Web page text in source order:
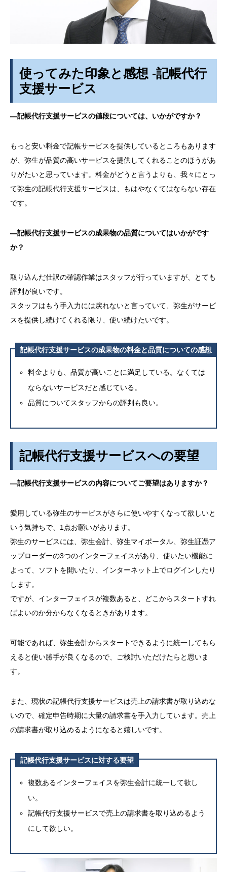
使ってみた印象と感想 -記帳代行
支援サービス
―記帳代行支援サービスの値段については、いかがですか？
もっと安い料金で記帳サービスを提供しているところもあります
が、弥生が品質の高いサービスを提供してくれることのほうがあ
りがたいと思っています。料金がどうと言うよりも、我々にとっ
て弥生の記帳代行支援サービスは、もはやなくてはならない存在
です。
―記帳代行支援サービスの成果物の品質についてはいかがです
か？
取り込んだ仕訳の確認作業はスタッフが行っていますが、とても
評判が良いです。
スタッフはもう手入力には戻れないと言っていて、弥生がサービ
スを提供し続けてくれる限り、使い続けたいです。
記帳代行支援サービスの成果物の料金と品質についての感想
料金よりも、品質が高いことに満足している。なくては
ならないサービスだと感じている。
品質についてスタッフからの評判も良い。
記帳代行支援サービスへの要望
―記帳代行支援サービスの内容についてご要望はありますか？
愛用している弥生のサービスがさらに使いやすくなって欲しいと
いう気持ちで、1点お願いがあります。
弥生のサービスには、弥生会計、弥生マイポータル、弥生証憑ア
ップローダーの3つのインターフェイスがあり、使いたい機能に
よって、ソフトを開いたり、インターネット上でログインしたり
します。
ですが、インターフェイスが複数あると、どこからスタートすれ
ばよいのか分からなくなるときがあります。
可能であれば、弥生会計からスタートできるように統一してもら
えると使い勝手が良くなるので、ご検討いただけたらと思いま
す。
また、現状の記帳代行支援サービスは売上の請求書が取り込めな
いので、確定申告時期に大量の請求書を手入力しています。売上
の請求書が取り込めるようになると嬉しいです。
記帳代行支援サービスに対する要望
複数あるインターフェイスを弥生会計に統一して欲し
い。
記帳代行支援サービスで売上の請求書を取り込めるよう
にして欲しい。